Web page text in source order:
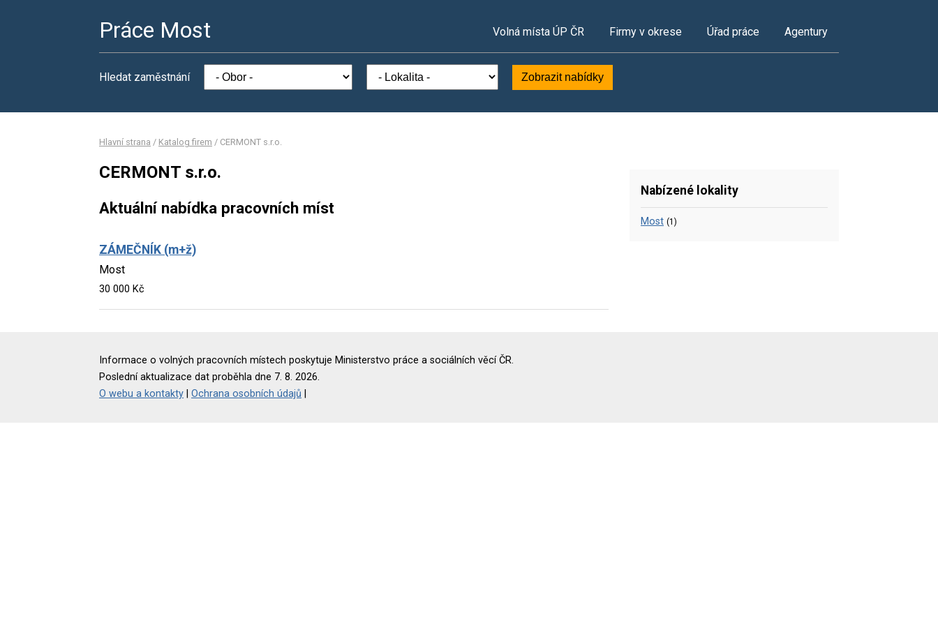
Práce Most Volná místa ÚP ČR Firmy v okrese Úřad práce Agentury
Hledat zaměstnání Zobrazit nabídky
Hlavní strana / Katalog firem / CERMONT s.r.o.
CERMONT s.r.o.
Aktuální nabídka pracovních míst
ZÁMEČNÍK (m+ž)
Most
30 000 Kč
Nabízené lokality
Most (1)
Informace o volných pracovních místech poskytuje Ministerstvo práce a sociálních věcí ČR.
Poslední aktualizace dat proběhla dne 7. 8. 2026.
O webu a kontakty
Ochrana osobních údajů